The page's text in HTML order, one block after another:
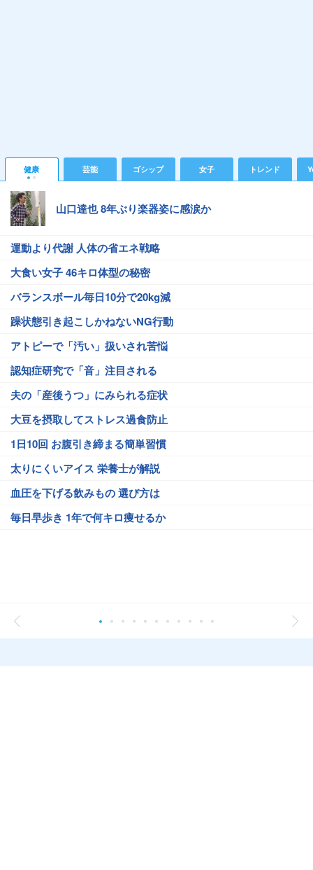
健康 芸能 ゴシップ 女子 トレンド
山口達也 8年ぶり楽器姿に感涙か
運動より代謝 人体の省エネ戦略
大食い女子 46キロ体型の秘密
バランスボール毎日10分で20kg減
躁状態引き起こしかねないNG行動
アトピーで「汚い」扱いされ苦悩
認知症研究で「音」注目される
夫の「産後うつ」にみられる症状
大豆を摂取してストレス過食防止
1日10回 お腹引き締まる簡単習慣
太りにくいアイス 栄養士が解説
血圧を下げる飲みもの 選び方は
毎日早歩き 1年で何キロ痩せるか